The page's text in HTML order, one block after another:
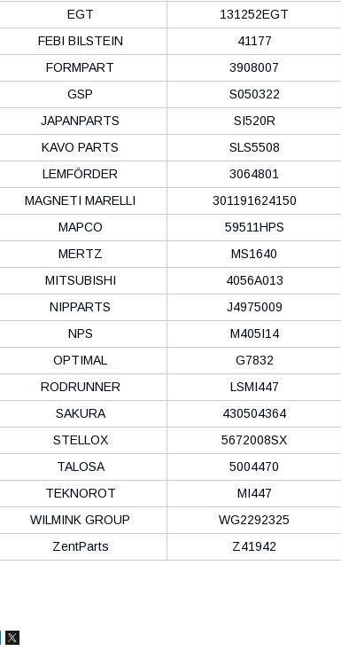
EGT
131252EGT
FEBI BILSTEIN
41177
FORMPART
3908007
GSP
S050322
JAPANPARTS
SI520R
KAVO PARTS
SLS5508
LEMFÖRDER
3064801
MAGNETI MARELLI
301191624150
MAPCO
59511HPS
MERTZ
MS1640
MITSUBISHI
4056A013
NIPPARTS
J4975009
NPS
M405I14
OPTIMAL
G7832
RODRUNNER
LSMI447
SAKURA
430504364
STELLOX
5672008SX
TALOSA
5004470
TEKNOROT
MI447
WILMINK GROUP
WG2292325
ZentParts
Z41942